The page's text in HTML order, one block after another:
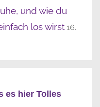
und wie du
los wirst 16.
es hier Tolles